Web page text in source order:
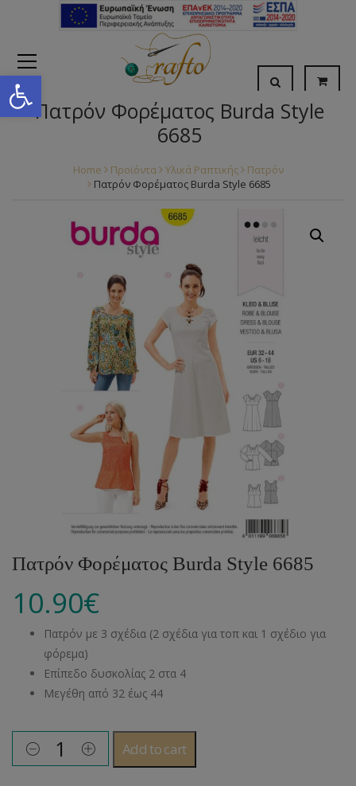
Open toolbar
Πατρόν Φορέματος Burda Style
6685
Home Προϊόντα Υλικά Ραπτικής
Πατρόν
Πατρόν Φορέματος Burda Style 6685
Πατρόν Φορέματος Burda Style 6685
10.90€
Πατρόν με 3 σχέδια (2 σχέδια για τοπ και 1 σχέδιο για
φόρεμα)
Επίπεδο δυσκολίας 2 στα 4
Μεγέθη από 32 έως 44
Add to cart